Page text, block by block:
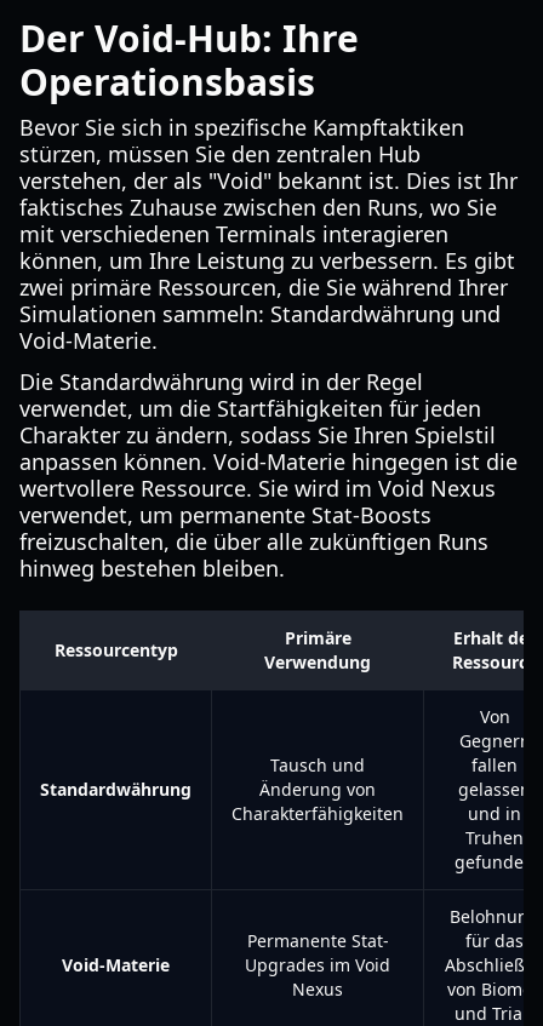
Der Void-Hub: Ihre
Operationsbasis
Bevor Sie sich in spezifische Kampftaktiken
stürzen, müssen Sie den zentralen Hub
verstehen, der als "Void" bekannt ist. Dies ist Ihr
faktisches Zuhause zwischen den Runs, wo Sie
mit verschiedenen Terminals interagieren
können, um Ihre Leistung zu verbessern. Es gibt
zwei primäre Ressourcen, die Sie während Ihrer
Simulationen sammeln: Standardwährung und
Void-Materie.
Die Standardwährung wird in der Regel
verwendet, um die Startfähigkeiten für jeden
Charakter zu ändern, sodass Sie Ihren Spielstil
anpassen können. Void-Materie hingegen ist die
wertvollere Ressource. Sie wird im Void Nexus
verwendet, um permanente Stat-Boosts
freizuschalten, die über alle zukünftigen Runs
hinweg bestehen bleiben.
Ressourcentyp
Primäre
Verwendung
Erhalt der
Ressource
Standardwährung
Tausch und
Änderung von
Charakterfähigkeiten
Von
Gegnern
fallen
gelassen
und in
Truhen
gefunden
Void-Materie
Permanente Stat-
Upgrades im Void
Nexus
Belohnung
für das
von Biomen
und Trials